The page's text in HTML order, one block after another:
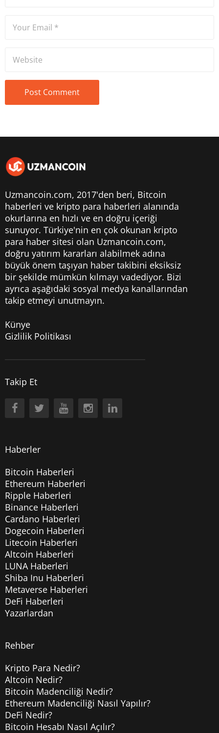
Uzmancoin.com, 2017'den beri, Bitcoin
haberleri ve kripto para haberleri alanında
okurlarına en hızlı ve en doğru içeriği
sunuyor. Türkiye'nin en çok okunan kripto
para haber sitesi olan Uzmancoin.com,
doğru yatırım kararları alabilmek adına
büyük önem taşıyan haber takibini eksiksiz
bir şekilde mümkün kılmayı vadediyor. Bizi
ayrıca aşağıdaki sosyal medya kanallarından
takip etmeyi unutmayın.
Künye
Gizlilik Politikası
Takip Et
Haberler
Bitcoin Haberleri
Ethereum Haberleri
Ripple Haberleri
Binance Haberleri
Cardano Haberleri
Dogecoin Haberleri
Litecoin Haberleri
Altcoin Haberleri
LUNA Haberleri
Shiba Inu Haberleri
Metaverse Haberleri
DeFi Haberleri
Yazarlardan
Rehber
Kripto Para Nedir?
Altcoin Nedir?
Bitcoin Madenciliği Nedir?
Ethereum Madenciliği Nasıl Yapılır?
DeFi Nedir?
Bitcoin Hesabı Nasıl Açılır?